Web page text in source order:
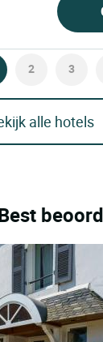
2 3
alle hotels